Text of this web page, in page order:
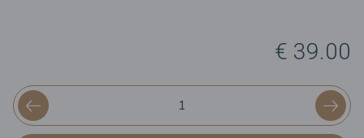
€ 39.00